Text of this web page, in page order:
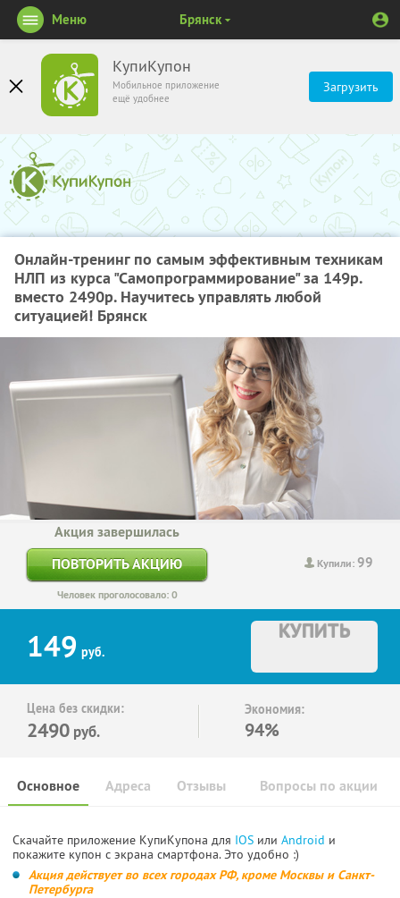
КупиКупон
Мобильное приложение
ещё удобнее
Загрузить
Меню Брянск
Онлайн-тренинг по самым эффективным техникам
НЛП из курса "Самопрограммирование" за 149р.
вместо 2490р. Научитесь управлять любой
ситуацией! Брянск
Купили:99
Акция завершилась
ПОВТОРИТЬ АКЦИЮ
Человек проголосовало: 0
149 руб.
КУПИТЬ
Цена без скидки:
2490 руб.
Экономия:
94%
Основное Отзывы Вопросы по акции
Адреса
Скачайте приложение КупиКупона для IOS или Android и
покажите купон с экрана смартфона. Это удобно :)
Акция действует во всех городах РФ, кроме Москвы и Санкт-
Петербурга